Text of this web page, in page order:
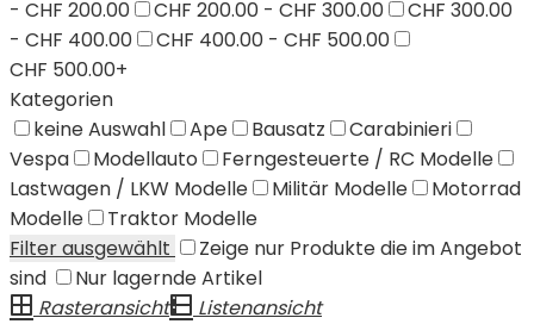
- CHF 200.00
CHF 200.00 - CHF 300.00
CHF 300.00
- CHF 400.00
CHF 400.00 - CHF 500.00
CHF 500.00+
Kategorien
keine Auswahl
Ape Bausatz
Carabinieri
Vespa
Modellauto
Ferngesteuerte / RC Modelle
Lastwagen / LKW Modelle
Militär Modelle
Motorrad
Modelle
Traktor Modelle
Filter ausgewählt
Zeige nur Produkte die im Angebot
sind
Nur lagernde Artikel
Rasteransicht
Listenansicht